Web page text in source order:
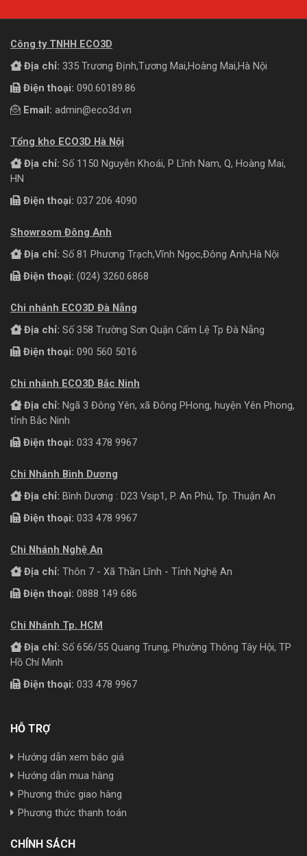
Công ty TNHH ECO3D
Địa chỉ: 335 Trương Định,Tương Mai,Hoàng Mai,Hà Nội
Điện thoại: 090.60189.86
Email: admin@eco3d.vn
Tổng kho ECO3D Hà Nội
Địa chỉ: Số 1150 Nguyễn Khoái, P Lĩnh Nam, Q, Hoàng Mai,
HN
Điện thoại: 037 206 4090
Showroom Đông Anh
Địa chỉ: Số 81 Phương Trạch,Vĩnh Ngọc,Đông Anh,Hà Nội
Điện thoại: (024) 3260.6868
Chi nhánh ECO3D Đà Nẵng
Địa chỉ: Số 358 Trường Sơn Quận Cẩm Lệ Tp Đà Nẵng
Điện thoại: 090 560 5016
Chi nhánh ECO3D Bắc Ninh
Địa chỉ: Ngã 3 Đông Yên, xã Đông PHong, huyện Yên Phong,
tỉnh Bắc Ninh
Điện thoại: 033 478 9967
Chi Nhánh Bình Dương
Địa chỉ: Bình Dương : D23 Vsip1, P. An Phú, Tp. Thuận An
Điện thoại: 033 478 9967
Chi Nhánh Nghệ An
Địa chỉ: Thôn 7 - Xã Thần Lĩnh - Tỉnh Nghệ An
Điện thoại: 0888 149 686
Chi Nhánh Tp. HCM
Địa chỉ: Số 656/55 Quang Trung, Phường Thông Tây Hội, TP
Hồ Chí Minh
Điện thoại: 033 478 9967
HỖ TRỢ
Hướng dẫn xem báo giá
Hướng dẫn mua hàng
Phương thức giao hàng
Phương thức thanh toán
CHÍNH SÁCH